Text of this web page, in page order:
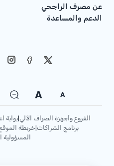
عن مصرف الراجحي
الدعم والمساعدة
A
A
الفروع وأجهزة الصراف الآلي|بوابة
برنامج الشراكات|خريطة
المسؤولية